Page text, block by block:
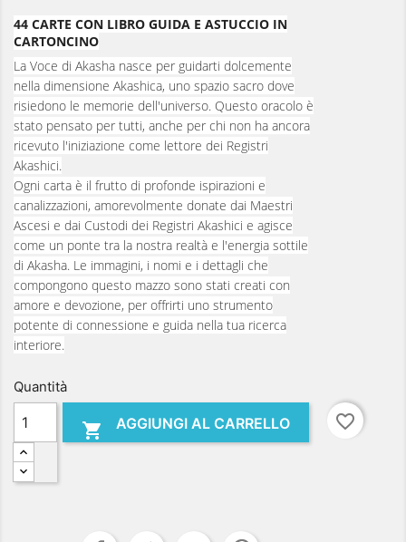
44 CARTE CON LIBRO GUIDA E ASTUCCIO IN
CARTONCINO
La Voce di Akasha nasce per guidarti dolcemente
nella dimensione Akashica, uno spazio sacro dove
risiedono le memorie dell'universo. Questo oracolo è
stato pensato per tutti, anche per chi non ha ancora
ricevuto l'iniziazione come lettore dei Registri
Akashici.
Ogni carta è il frutto di profonde ispirazioni e
canalizzazioni, amorevolmente donate dai Maestri
Ascesi e dai Custodi dei Registri Akashici e agisce
come un ponte tra la nostra realtà e l'energia sottile
di Akasha. Le immagini, i nomi e i dettagli che
compongono questo mazzo sono stati creati con
amore e devozione, per offrirti uno strumento
potente di connessione e guida nella tua ricerca
interiore.
Quantità
 AGGIUNGI AL CARRELLO favorite_border